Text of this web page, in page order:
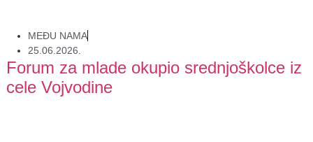
MEĐU NAMA
25.06.2026.
Forum za mlade okupio srednjoškolce iz
cele Vojvodine